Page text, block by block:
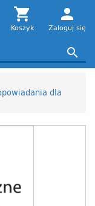

Koszyk
person
Zaloguj się

dla